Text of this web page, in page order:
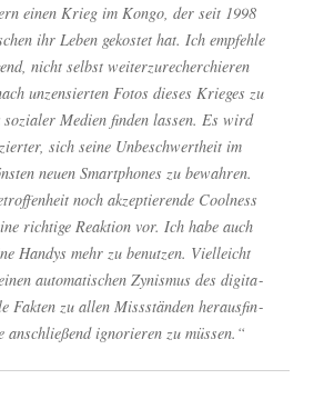
einen Krieg im Kon­go, der seit 1998
ihr Leben gekos­tet hat. Ich emp­feh­le
nicht selbst wei­ter­zu­re­cher­chie­ren
unzen­sier­ten Fotos die­ses Krie­ges zu
sozia­ler Medi­en fin­den las­sen. Es wird
sich sei­ne Unbe­schwert­heit im
neu­en Smart­phones zu bewah­ren.
noch akzep­tie­ren­de Cool­ness
rich­ti­ge Reak­ti­on vor. Ich habe auch
Han­dys mehr zu benut­zen. Viel­leicht
auto­ma­ti­schen Zynis­mus des digi­ta­
Fak­ten zu allen Miss­stän­den her­aus­fin­
anschlie­ßend igno­rie­ren zu müssen.“